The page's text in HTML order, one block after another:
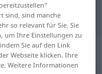
sind, sind manche
so relevant für Sie. Sie
um Ihre Einstellungen zu
Sie auf den Link
Webseite klicken. Ihre
Weitere Informationen